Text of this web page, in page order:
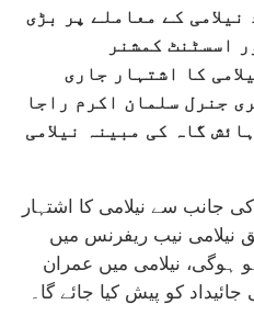
کے معاملے پر بڑی
اسسٹنٹ کمشنر
کا اشتہار جاری
جنرل سلمان اکرم راجا
گاہ کی مبینہ نیلامی
جانب سے نیلامی کا اشتہار
نیلامی نیب ریفرنس میں
ہوگی، نیلامی میں عمران
کو پیش کیا جائے گا۔